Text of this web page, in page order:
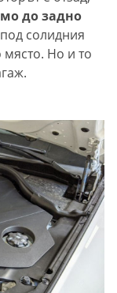
до задно
солидния
Но и то